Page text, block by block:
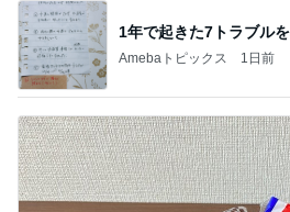
1年で起きた7トラブル
Amebaトピックス 1日前